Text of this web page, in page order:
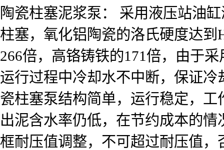
陶瓷柱塞泥浆泵： 采用液压站油
柱塞，氧化铝陶瓷的洛氏硬度达
266倍，高铬铸铁的171倍，由于
运行过程中冷却水不中断，保证
瓷柱塞泵结构简单，运行稳定，工
出泥含水率仍低，在节约成本的
框耐压值调整，不可超过耐压值